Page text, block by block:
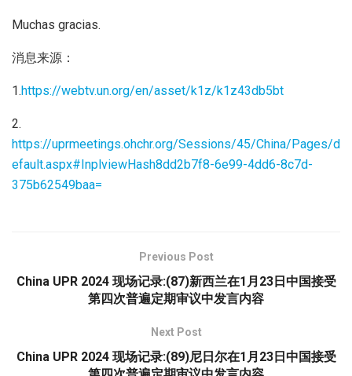
Muchas gracias.
消息来源：
1.https://webtv.un.org/en/asset/k1z/k1z43db5bt
2.
https://uprmeetings.ohchr.org/Sessions/45/China/Pages/d
efault.aspx#InplviewHash8dd2b7f8-6e99-4dd6-8c7d-
375b62549baa=
Previous Post
China UPR 2024 现场记录:(87)新西兰在1月23日中国接受
第四次普遍定期审议中发言内容
Next Post
China UPR 2024 现场记录:(89)尼日尔在1月23日中国接受